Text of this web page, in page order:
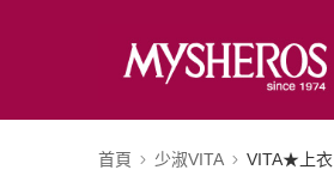
首頁 少淑VITA VITA★上衣